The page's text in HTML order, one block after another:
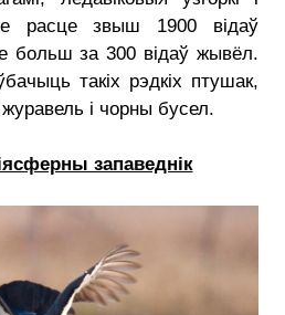
расце звыш 1900 відаў
больш за 300 відаў жывёл.
такіх рэдкіх птушак,
і чорны бусел.
запаведнік